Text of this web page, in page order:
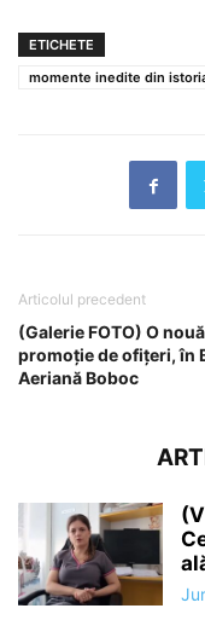
ETICHETE
momente inedite din
Articolul precedent
(Galerie FOTO) O nouă
promoție de ofițeri, în
Aeriană Boboc